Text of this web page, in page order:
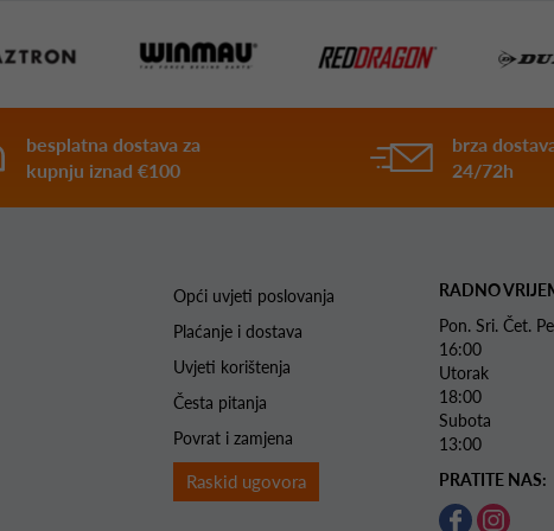
besplatna dostava za
kupnju iznad €100
brza
24/72h
Opći uvjeti poslovanja
Plaćanje i dostava
Uvjeti korištenja
Česta pitanja
Povrat i zamjena
Raskid ugovora
RADNO
Pon. Sri.
16:00
Utorak
18:00
Subota
13:00
PRATITE NAS: